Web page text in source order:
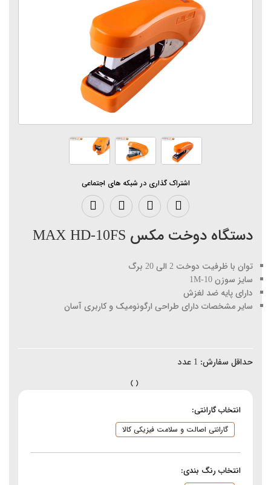
اشتراک گذاری در شبکه های اجتماعی
دستگاه دوخت مکس MAX HD-10FS
توان با ظرفیت دوخت 2 الی 20 برگ
سایز سوزن 10-1M
دارای پایه ضد لغزش
سایر مشخصات دارای طراحی ارگونومیک و کاربری آسان
حداقل سفارش: 1 عدد
انتخاب گارانتی:
گارانتی اصالت و سلامت فیزیکی کالا
انتخاب رنگ بندی: